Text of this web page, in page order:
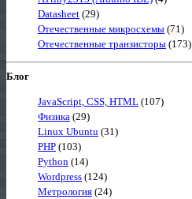
Datasheet (29)
Отечественные микросхемы (71)
Отечественные транзисторы (173)
Блог
JavaScript, CSS, HTML (107)
Физика (29)
Linux Ubuntu (31)
PHP (103)
Python (14)
Wordpress (124)
Метрология (24)